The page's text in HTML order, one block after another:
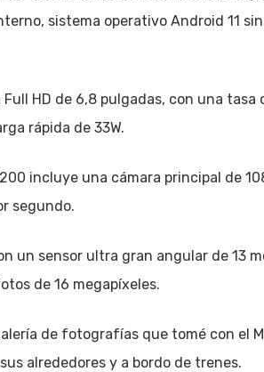
sistema operativo Android 11
HD de 6,8 pulgadas, con una
rápida de 33W.
incluye una cámara principal de
segundo.
un sensor ultra gran angular de 13
de 16 megapíxeles.
de fotografías que tomé con el
alrededores y a bordo de trenes.